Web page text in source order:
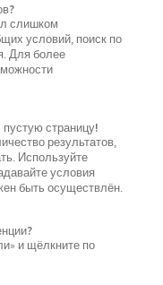
слишком
условий, поиск по
Для более
пустую страницу!
результатов,
Используйте
условия
быть осуществлён.
и щёлкните по